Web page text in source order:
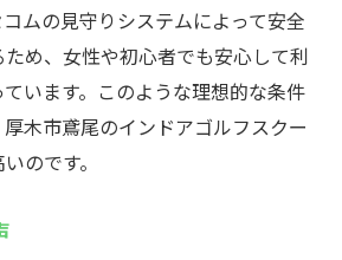
者まで対応厚木市鳶尾Caddyのイ
クール
しいスタートガイド
の特別プログラム
メリット
ムの見守りシステムによって安全
め、女性や初心者でも安心して利
います。このような理想的な条件
木市鳶尾のインドアゴルフスクー
のです。